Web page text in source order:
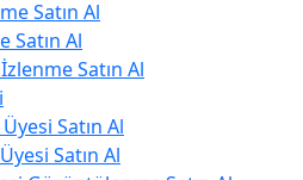
Satın Al
Satın Al
Satın Al
Satın Al
Satın Al